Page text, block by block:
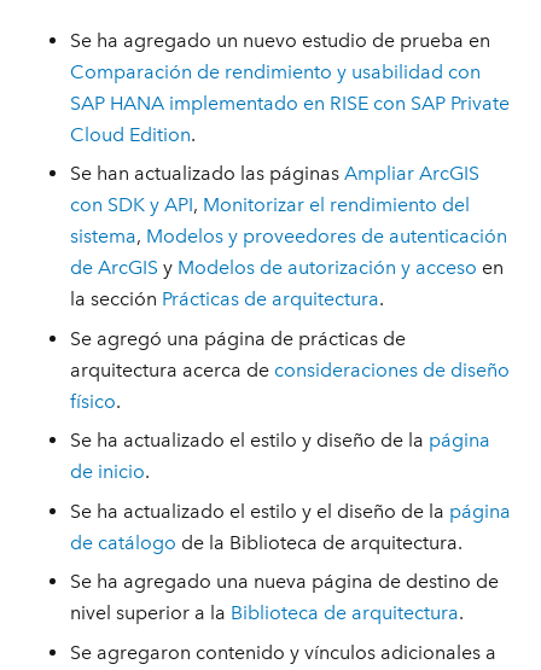
Se ha agregado un nuevo estudio de prueba en
Comparación de rendimiento y usabilidad con
SAP HANA implementado en RISE con SAP Private
Cloud Edition.
Se han actualizado las páginasAmpliar ArcGIS
con SDK y API, Monitorizar el rendimiento del
sistema, Modelos y proveedores de autenticación
de ArcGIS y Modelos de autorización y acceso en
la sección Prácticas de arquitectura.
Se agregó una página de prácticas de
arquitectura acerca de consideraciones de diseño
físico.
Se ha actualizado el estilo y diseño de la página
de inicio.
Se ha actualizado el estilo y el diseño de la página
de catálogo de la Biblioteca de arquitectura.
Se ha agregado una nueva página de destino de
nivel superior a la Biblioteca de arquitectura.
Se agregaron contenido y vínculos adicionales a